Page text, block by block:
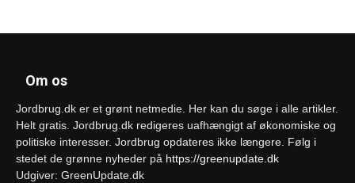
Om os
Jordbrug.dk er et grønt netmedie. Her kan du søge i alle artikler.
Helt gratis. Jordbrug.dk redigeres uafhængigt af økonomiske og
politiske interesser. Jordbrug opdateres ikke længere. Følg i
stedet de grønne nyheder på https://greenupdate.dk
Udgiver: GreenUpdate.dk